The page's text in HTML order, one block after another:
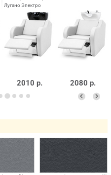
2010 р. 2080 р.